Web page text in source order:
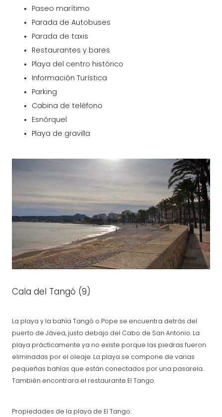
Paseo marítimo
Parada de Autobuses
Parada de taxis
Restaurantes y bares
Playa del centro histórico
Información Turística
Parking
Cabina de teléfono
Esnórquel
Playa de gravilla
Cala del Tangó (9)
La playa y la bahía Tangó o Pope se encuentra detrás del
puerto de Jávea, justo debajo del Cabo de San Antonio. La
playa prácticamente ya no existe porque las piedras fueron
eliminadas por el oleaje. La playa se compone de varias
pequeñas bahías que están conectados por una pasarela.
También encontrara el restaurante El Tango.
Propiedades de la playa de El Tango: